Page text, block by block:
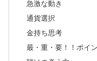
急激な動き
通貨選択
金持ち思考
最・重・要！！ポイ